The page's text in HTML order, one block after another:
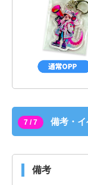
7 / 7 備考・
備考